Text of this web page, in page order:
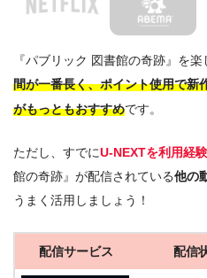
『パブリック 図書館の奇跡』を
間が一番長く、ポイント使用で新
がもっともおすすめです。
ただし、すでにU-NEXTを利用経
館の奇跡』が配信されている他の
うまく活用しましょう！
配信サービス 配信